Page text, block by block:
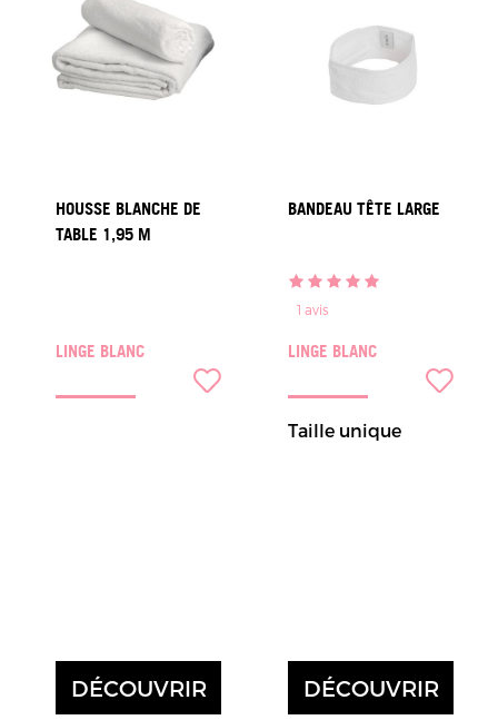
HOUSSE BLANCHE DE
TABLE 1,95 M
LINGE BLANC
DÉCOUVRIR
BANDEAU TÊTE LARGE
1 avis
LINGE BLANC
Taille unique
DÉCOUVRIR